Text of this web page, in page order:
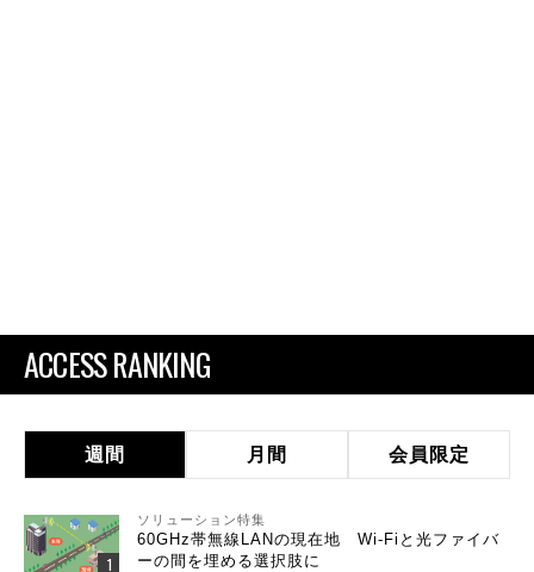
ACCESS RANKING
週間 月間 会員限定
ソリューション特集
60GHz帯無線LANの現在地 Wi-Fiと光ファイバ
ーの間を埋める選択肢に